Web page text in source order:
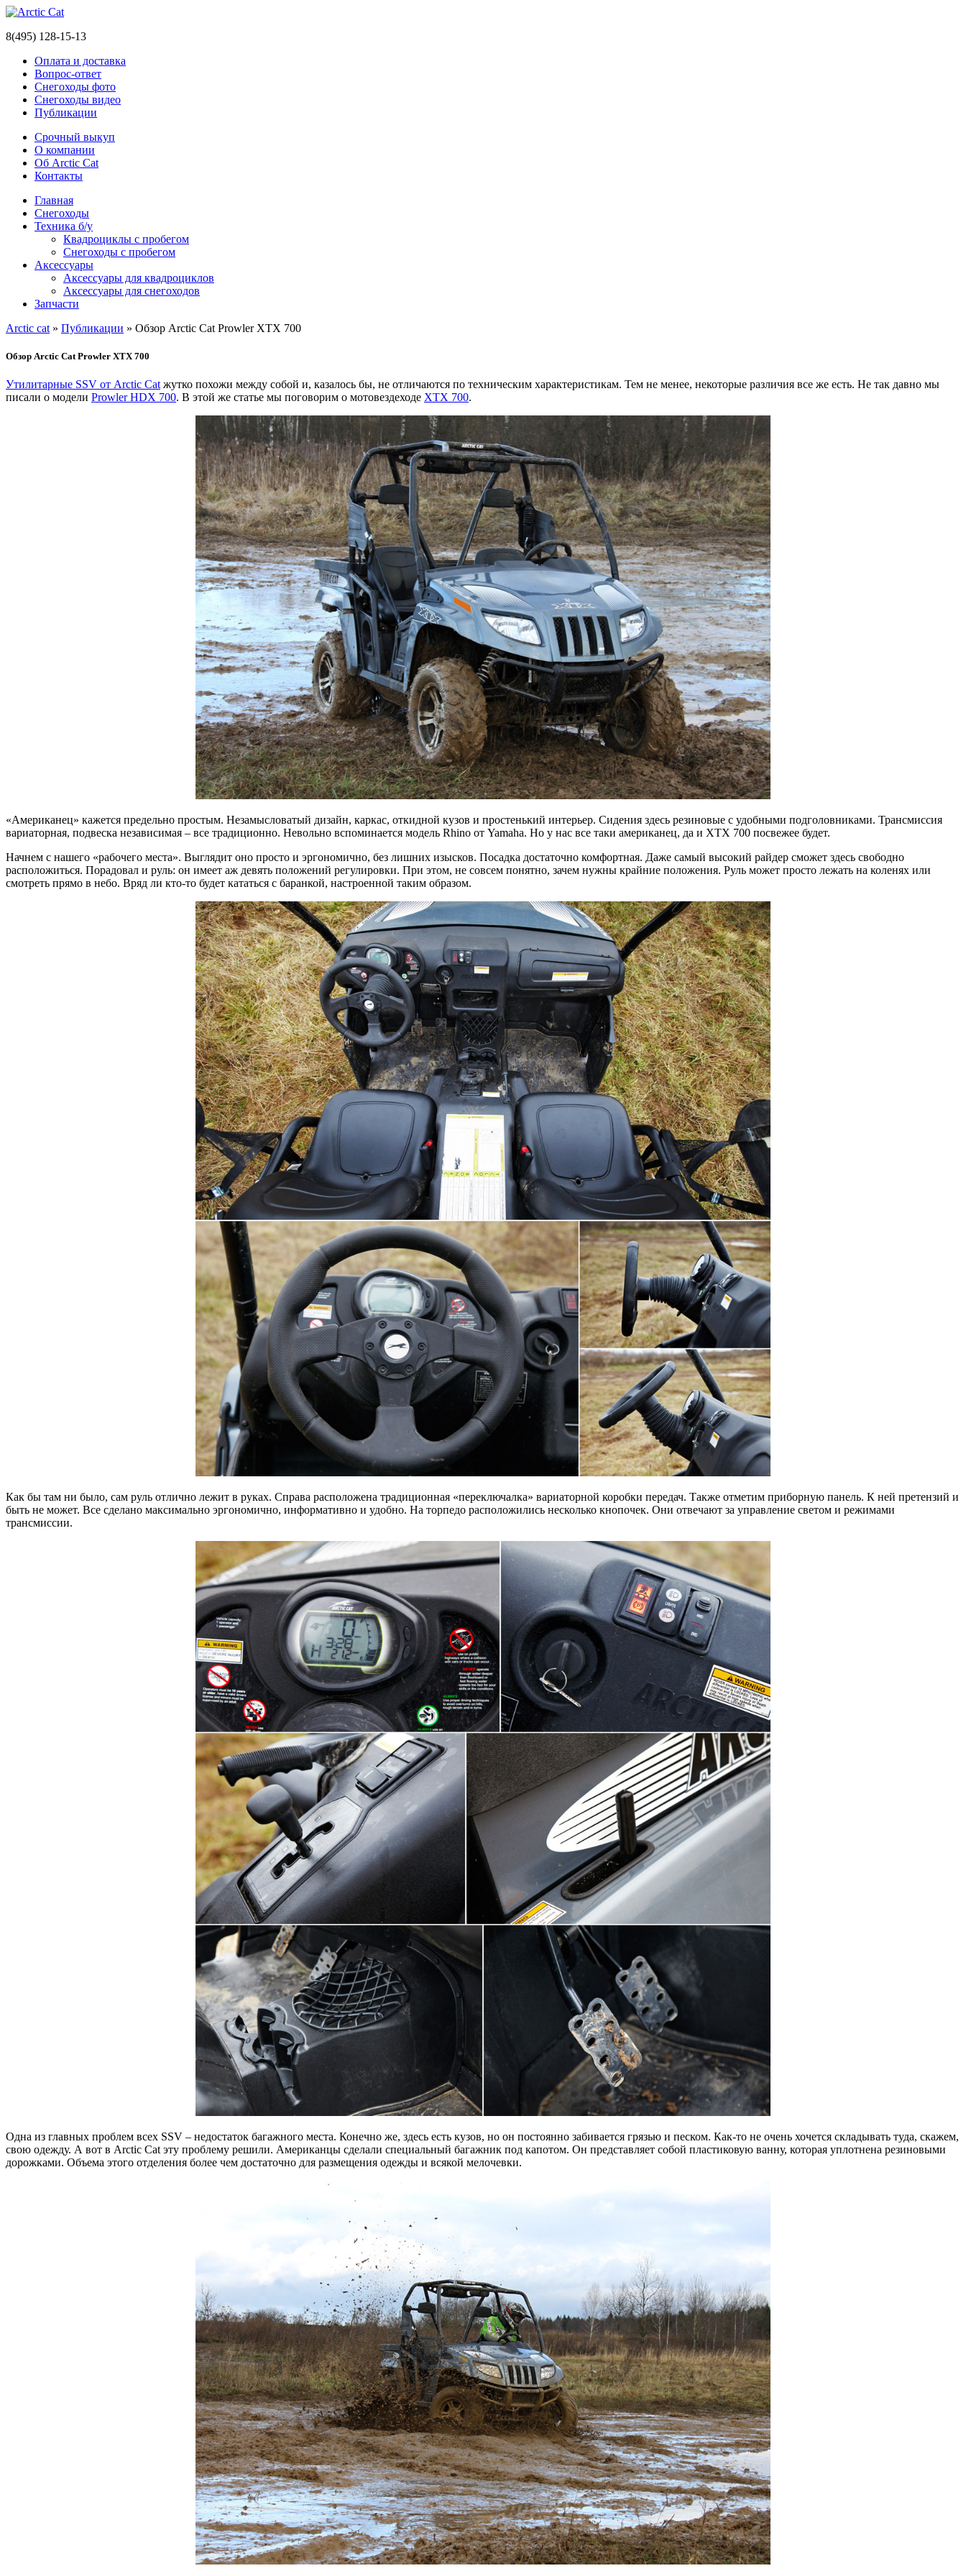
8(495) 128-15-13
Оплата и доставка
Вопрос-ответ
Снегоходы фото
Снегоходы видео
Публикации
Срочный выкуп
О компании
Об Arctic Cat
Контакты
Главная
Снегоходы
Техника б/у
Квадроциклы с пробегом
Снегоходы с пробегом
Аксессуары
Аксессуары для квадроциклов
Аксессуары для снегоходов
Запчасти
Arctic cat » Публикации » Обзор Arctic Cat Prowler XTX 700
Обзор Arctic Cat Prowler XTX 700
Утилитарные SSV от Arctic Cat жутко похожи между собой и, казалось бы, не отличаются по техническим характеристикам. Тем не менее, некоторые различия все же есть. Не так давно мы
писали о модели Prowler HDX 700. В этой же статье мы поговорим о мотовездеходе XTX 700.
«Американец» кажется предельно простым. Незамысловатый дизайн, каркас, откидной кузов и простенький интерьер. Сидения здесь резиновые с удобными подголовниками. Трансмиссия
вариаторная, подвеска независимая – все традиционно. Невольно вспоминается модель Rhino от Yamaha. Но у нас все таки американец, да и XTX 700 посвежее будет.
Начнем с нашего «рабочего места». Выглядит оно просто и эргономично, без лишних изысков. Посадка достаточно комфортная. Даже самый высокий райдер сможет здесь свободно
расположиться. Порадовал и руль: он имеет аж девять положений регулировки. При этом, не совсем понятно, зачем нужны крайние положения. Руль может просто лежать на коленях или
смотреть прямо в небо. Вряд ли кто-то будет кататься с баранкой, настроенной таким образом.
Как бы там ни было, сам руль отлично лежит в руках. Справа расположена традиционная «переключалка» вариаторной коробки передач. Также отметим приборную панель. К ней претензий и
быть не может. Все сделано максимально эргономично, информативно и удобно. На торпедо расположились несколько кнопочек. Они отвечают за управление светом и режимами
трансмиссии.
Одна из главных проблем всех SSV – недостаток багажного места. Конечно же, здесь есть кузов, но он постоянно забивается грязью и песком. Как-то не очень хочется складывать туда, скажем,
свою одежду. А вот в Arctic Cat эту проблему решили. Американцы сделали специальный багажник под капотом. Он представляет собой пластиковую ванну, которая уплотнена резиновыми
дорожками. Объема этого отделения более чем достаточно для размещения одежды и всякой мелочевки.